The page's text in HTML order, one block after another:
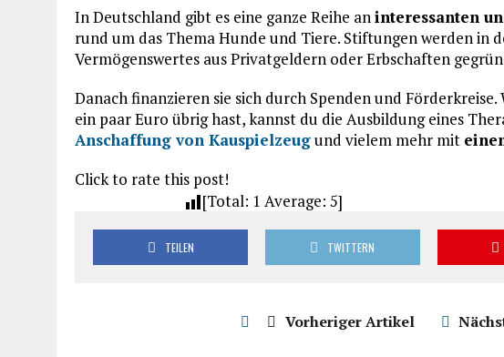
In Deutschland gibt es eine ganze Reihe aninteressanten
rund um das Thema Hunde und Tiere. Stiftungen werden in
Vermögenswertes aus Privatgeldern oder Erbschaften
Danach finanzieren sie sich durch Spenden und
ein paar Euro übrig hast, kannst du die Ausbildung eines
Anschaffung von Kauspielzeugund vielem mehr mit
Click to rate this post!
[Total: 1 Average: 5]
TEILEN TWITTERN
Vorheriger Artikel